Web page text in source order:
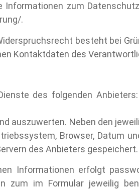
zum
.
besteht bei
Kontaktdaten des
des folgenden
auszuwerten. Neben den
Browser, Datum
des Anbieters gespeichert.
Informationen erfolgt
zum im Formular jeweilig